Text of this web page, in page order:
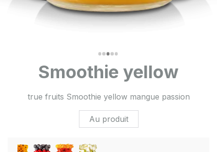
Smoothie yellow
true fruits Smoothie yellow mangue passion
Au produit